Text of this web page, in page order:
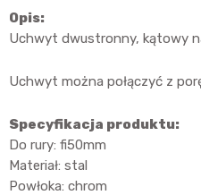
Opis:
Uchwyt dwustronny, kątowy
Uchwyt można połączyć z
Specyfikacja produktu:
Do rury: fi50mm
Materiał: stal
Powłoka: chrom